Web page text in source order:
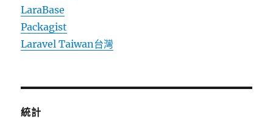
LaraBase
Packagist
Laravel Taiwan台灣
統計